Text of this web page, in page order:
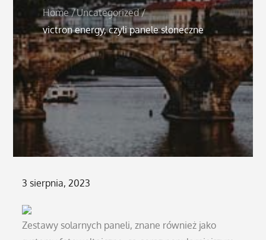
Home
Uncategorized
victron energy, czyli panele słoneczne
Posted
3 sierpnia, 2023
Zestawy solarnych paneli, znane również jako